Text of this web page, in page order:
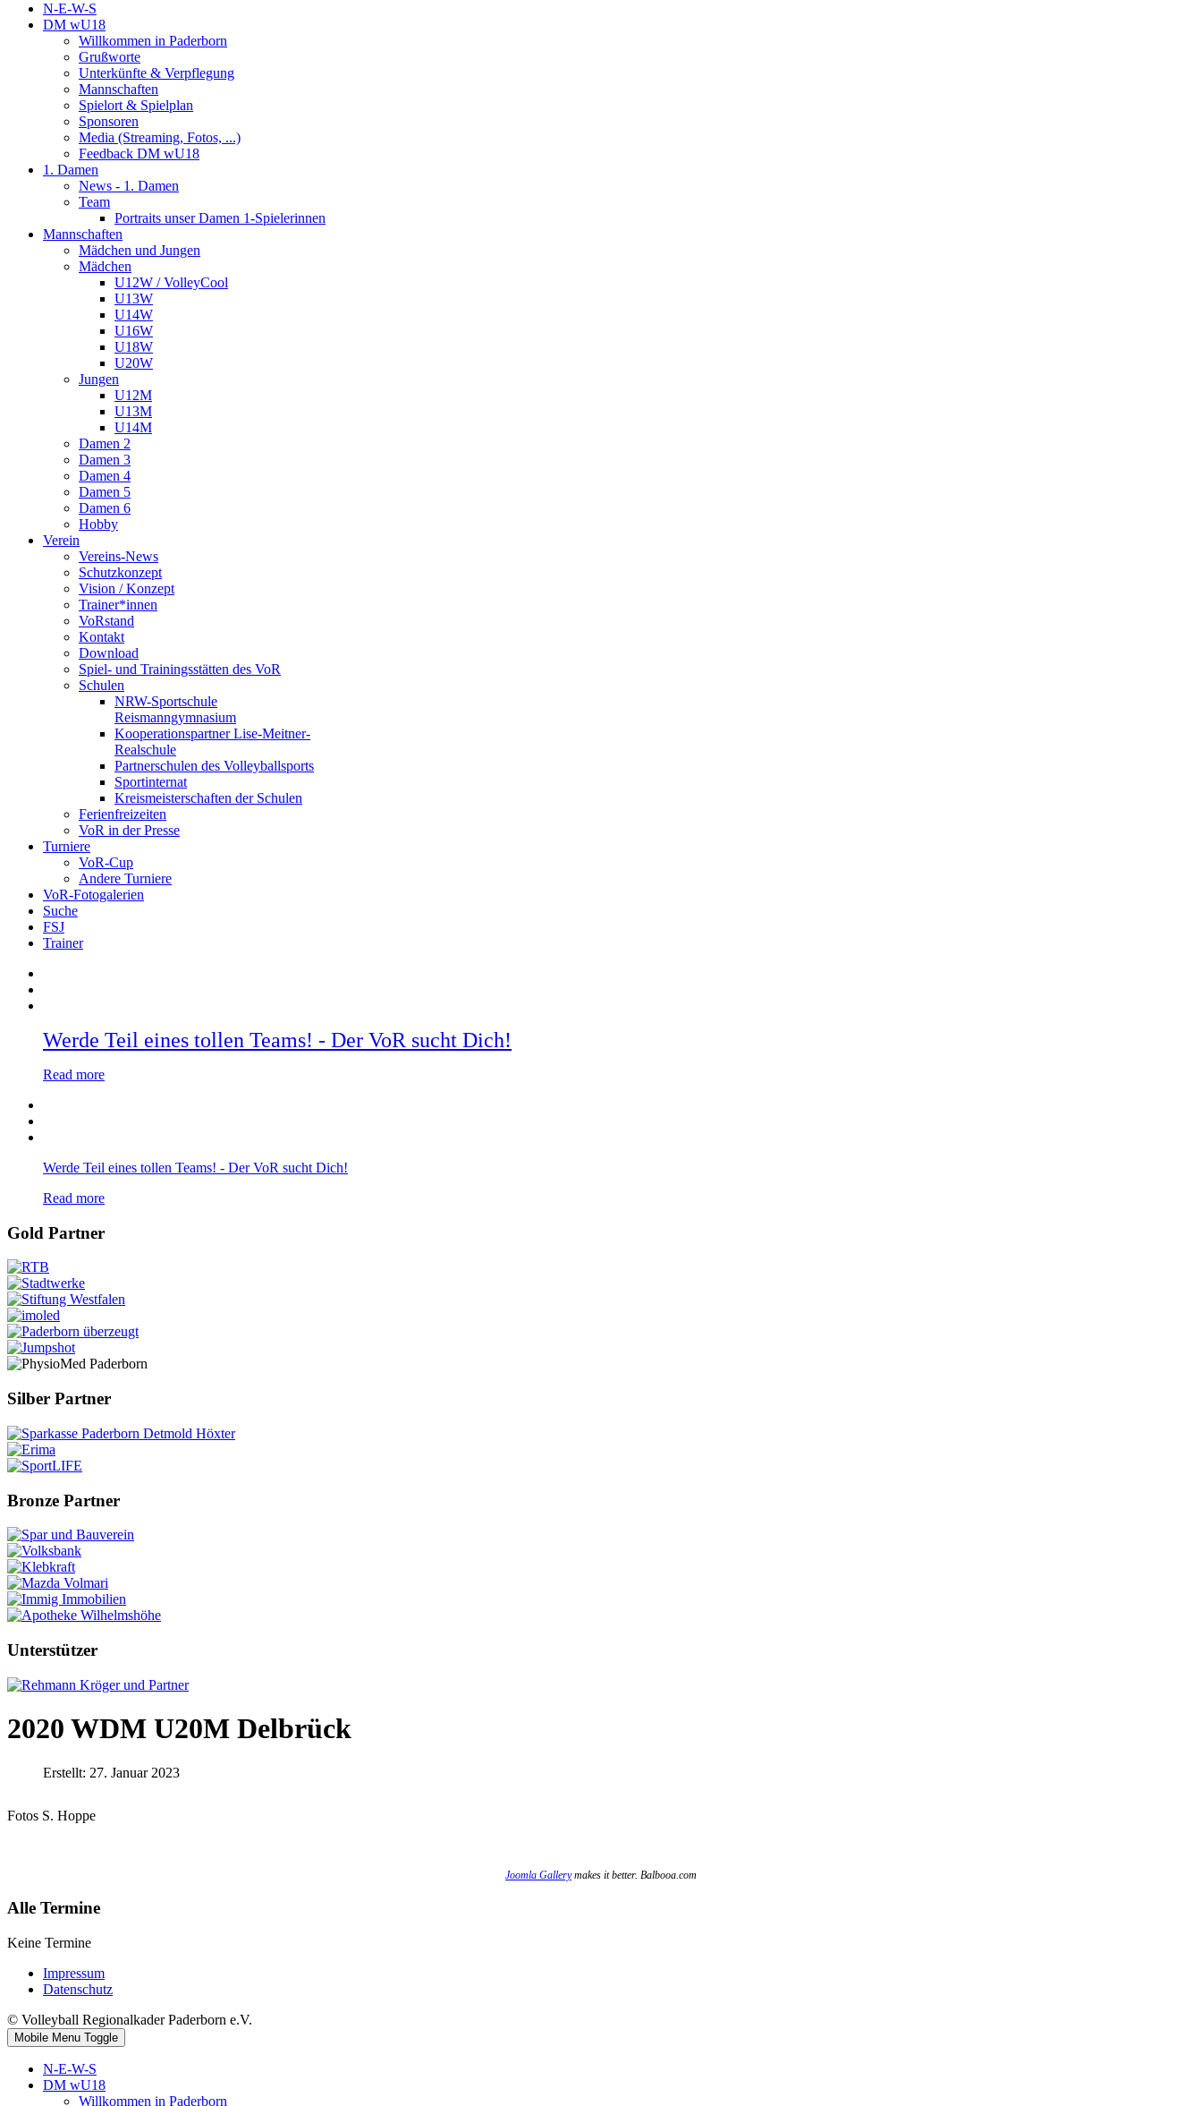
N-E-W-S
DM wU18
Willkommen in Paderborn
Grußworte
Unterkünfte & Verpflegung
Mannschaften
Spielort & Spielplan
Sponsoren
Media (Streaming, Fotos, ...)
Feedback DM wU18
1. Damen
News - 1. Damen
Team
Portraits unser Damen 1-Spielerinnen
Mannschaften
Mädchen und Jungen
Mädchen
U12W / VolleyCool
U13W
U14W
U16W
U18W
U20W
Jungen
U12M
U13M
U14M
Damen 2
Damen 3
Damen 4
Damen 5
Damen 6
Hobby
Verein
Vereins-News
Schutzkonzept
Vision / Konzept
Trainer*innen
VoRstand
Kontakt
Download
Spiel- und Trainingsstätten des VoR
Schulen
NRW-Sportschule
Reismanngymnasium
Kooperationspartner Lise-Meitner-
Realschule
Partnerschulen des Volleyballsports
Sportinternat
Kreismeisterschaften der Schulen
Ferienfreizeiten
VoR in der Presse
Turniere
VoR-Cup
Andere Turniere
VoR-Fotogalerien
Suche
FSJ
Trainer
Werde Teil eines tollen Teams! - Der VoR sucht Dich!
Read more
Werde Teil eines tollen Teams! - Der VoR sucht Dich!
Read more
Gold Partner
Silber Partner
Bronze Partner
Unterstützer
2020 WDM U20M Delbrück
Erstellt: 27. Januar 2023
Fotos S. Hoppe
Joomla Gallerymakes it better. Balbooa.com
Alle Termine
Keine Termine
Impressum
Datenschutz
© Volleyball Regionalkader Paderborn e.V.
Mobile Menu Toggle
N-E-W-S
DM wU18
Willkommen in Paderborn